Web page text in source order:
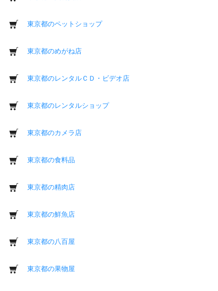
東京都のペットショップ
東京都のめがね店
東京都のレンタルＣＤ・ビデオ店
東京都のレンタルショップ
東京都のカメラ店
東京都の食料品
東京都の精肉店
東京都の鮮魚店
東京都の八百屋
東京都の果物屋